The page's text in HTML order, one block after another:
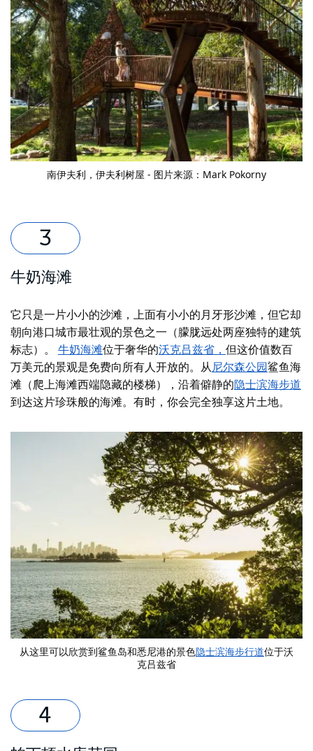
南伊夫利，伊夫利树屋 - 图片来源：Mark Pokorny
牛奶海滩
它只是一片小小的沙滩，上面有小小的月牙形沙滩，但它却
朝向港口城市最壮观的景色之一（朦胧远处两座独特的建筑
标志）。
牛奶海滩位于奢华的沃克吕兹省， 但这价值数百
万美元的景观是免费向所有人开放的。从尼尔森公园鲨鱼海
滩（爬上海滩西端隐藏的楼梯），沿着僻静的隐士滨海步道
到达这片珍珠般的海滩。有时，你会完全独享这片土地。
从这里可以欣赏到鲨鱼岛和悉尼港的景色隐士滨海步行道位于沃
克吕兹省